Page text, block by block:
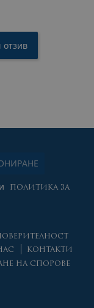
и
ПОЛИТИКА ЗА
КОНТАКТИ
НА СПОРОВЕ